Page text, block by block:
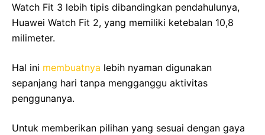
Watch Fit 3 lebih tipis dibandingkan pendahulunya,
Huawei Watch Fit 2, yang memiliki ketebalan 10,8
milimeter.
Hal ini membuatnya lebih nyaman digunakan
sepanjang hari tanpa mengganggu aktivitas
penggunanya.
Untuk memberikan pilihan yang sesuai dengan gaya